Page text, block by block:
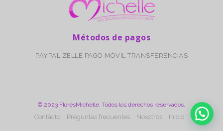
Métodos de pagos
PAYPAL ZELLE PAGO MÓVIL TRANSFERENCIAS
© 2023 FloresMichelle. Todos los derechos reservados.
Contácto Preguntas frecuentes Nosotros Inicio